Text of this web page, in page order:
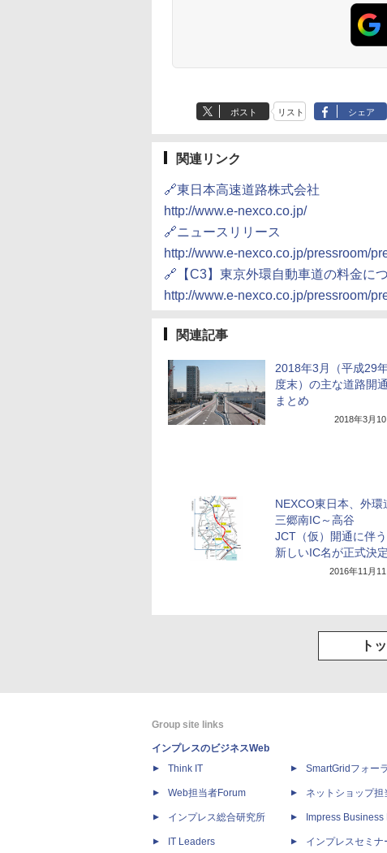
ポスト リスト シェア
関連リンク
🔗東日本高速道路株式会社
http://www.e-nexco.co.jp/
🔗ニュースリリース
http://www.e-nexco.co.jp/pressroom/
🔗【C3】東京外環自動車道の料金に
http://www.e-nexco.co.jp/pressroom/
関連記事
2018年3月（平成29
度末）の主な道路開通
まとめ
2018年3月10
NEXCO東日本、外環
三郷南IC～高谷
JCT（仮）開通に伴う
新しいIC名が正式決定
2016年11月11
ト
Group site links
インプレスのビジネスWeb
Think IT
Web担当者Forum
インプレス総合研究所
IT Leaders
SmartGridフォー
ネットショップ担
Impress Business
インプレスセミナ